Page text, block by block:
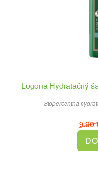
Logona Hydratačný
Stopercentná
9.90